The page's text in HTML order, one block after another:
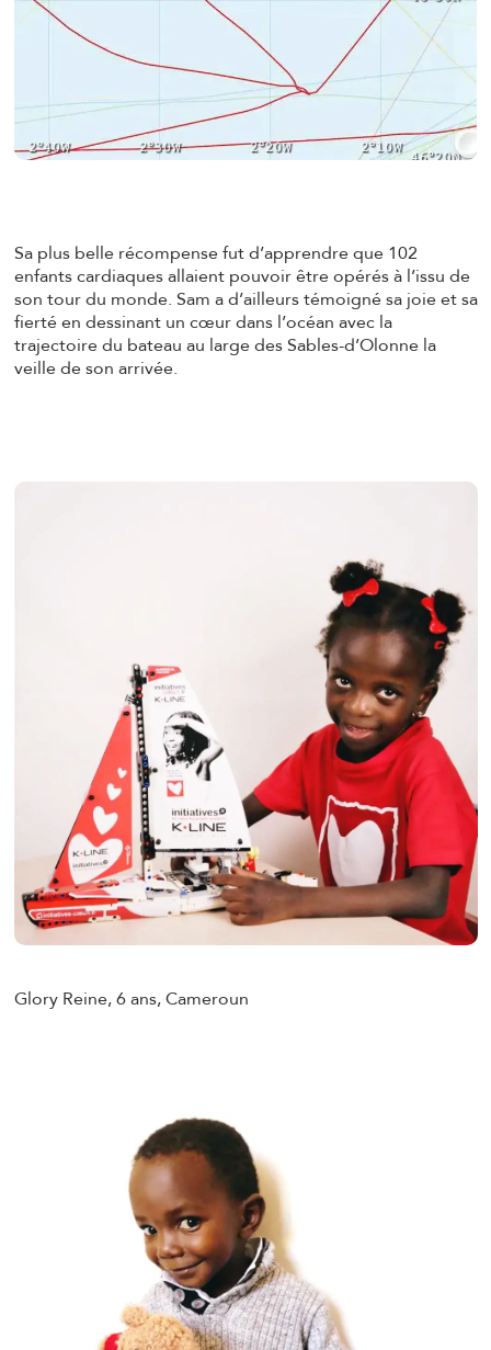
Sa plus belle récompense fut d’apprendre que 102
enfants cardiaques allaient pouvoir être opérés à l’issu de
son tour du monde. Sam a d’ailleurs témoigné sa joie et sa
fierté en dessinant un cœur dans l’océan avec la
trajectoire du bateau au large des Sables-d’Olonne la
veille de son arrivée.
Glory Reine, 6 ans, Cameroun